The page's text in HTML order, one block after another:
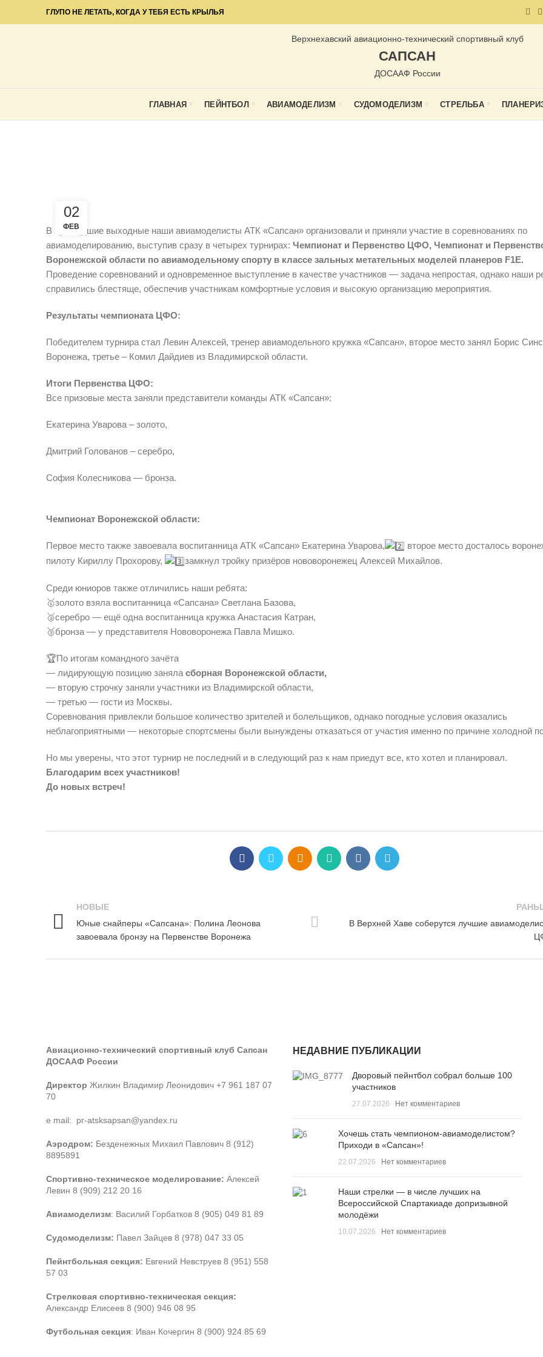
ГЛУПО НЕ ЛЕТАТЬ, КОГДА У ТЕБЯ ЕСТЬ КРЫЛЬЯ
Верхнехавский авиационно-технический спортивный клуб
САПСАН
ДОСААФ России
ГЛАВНАЯ ПЕЙНТБОЛ АВИАМОДЕЛИЗМ СУДОМОДЕЛИЗМ СТРЕЛЬБА
02
ФЕВ
В прошедшие выходные наши авиамоделисты АТК «Сапсан» организовали и приняли участие в соревнованиях по
авиамоделированию, выступив сразу в четырех турнирах: Чемпионат и Первенство ЦФО, Чемпионат и
Воронежской области по авиамодельному спорту в классе зальных метательных моделей планеров F1E.
Проведение соревнований и одновременное выступление в качестве участников — задача непростая, однако наши
справились блестяще, обеспечив участникам комфортные условия и высокую организацию мероприятия.
Результаты чемпионата ЦФО:
Победителем турнира стал Левин Алексей, тренер авиамодельного кружка «Сапсан», второе место занял Борис
Воронежа, третье – Комил Дайдиев из Владимирской области.
Итоги Первенства ЦФО:
Все призовые места заняли представители команды АТК «Сапсан»:
Екатерина Уварова – золото,
Дмитрий Голованов – серебро,
София Колесникова — бронза.
Чемпионат Воронежской области:
Первое место также завоевала воспитанница АТК «Сапсан» Екатерина Уварова,
второе место досталось
пилоту Кириллу Прохорову,
замкнул тройку призёров нововоронежец Алексей Михайлов.
Среди юниоров также отличились наши ребята:
🥇золото взяла воспитанница «Сапсана» Светлана Базова,
🥈серебро — ещё одна воспитанница кружка Анастасия Катран,
🥉бронза — у представителя Нововоронежа Павла Мишко.
🏆По итогам командного зачёта
— лидирующую позицию заняла сборная Воронежской области,
— вторую строчку заняли участники из Владимирской области,
— третью — гости из Москвы.
Соревнования привлекли большое количество зрителей и болельщиков, однако погодные условия оказались
неблагоприятными — некоторые спортсмены были вынуждены отказаться от участия именно по причине холодной
Но мы уверены, что этот турнир не последний и в следующий раз к нам приедут все, кто хотел и планировал.
Благодарим всех участников!
До новых встреч!
НОВЫЕ
Юные снайперы «Сапсана»: Полина Леонова
завоевала бронзу на Первенстве Воронежа
В Верхней Хаве соберутся лучшие
Авиационно-технический спортивный клуб Сапсан
ДОСААФ России
Директор Жилкин Владимир Леонидович +7 961 187 07
70
e mail: pr-atsksapsan@yandex.ru
Аэродром: Безденежных Михаил Павлович 8 (912)
8895891
Спортивно-техническое моделирование: Алексей
Левин 8 (909) 212 20 16
Авиамоделизм: Василий Горбатков 8 (905) 049 81 89
Судомоделизм: Павел Зайцев 8 (978) 047 33 05
Пейнтбольная секция: Евгений Невструев 8 (951) 558
57 03
Стрелковая спортивно-техническая секция:
Александр Елисеев 8 (900) 946 08 95
Футбольная секция: Иван Кочергин 8 (900) 924 85 69
НЕДАВНИЕ ПУБЛИКАЦИИ
Дворовый пейнтбол собрал больше 100
участников
27.07.2026 Нет комментариев
Хочешь стать чемпионом-авиамоделистом?
Приходи в «Сапсан»!
22.07.2026 Нет комментариев
Наши стрелки — в числе лучших на
Всероссийской Спартакиаде допризывной
молодёжи
10.07.2026 Нет комментариев